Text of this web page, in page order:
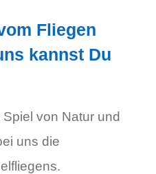
Fliegen
kannst Du
von Natur und
uns die